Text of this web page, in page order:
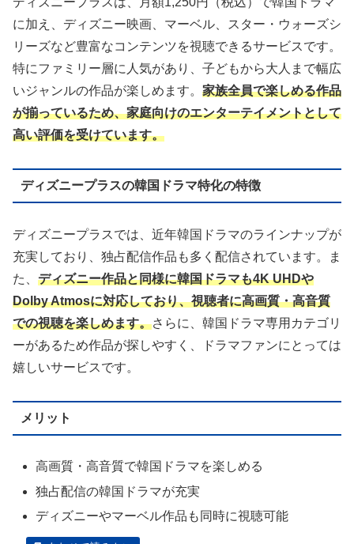
に加え、ディズニー映画、マーベル、スター・ウォーズシ
リーズなど豊富なコンテンツを視聴できるサービスです。
特にファミリー層に人気があり、子どもから大人まで幅広
いジャンルの作品が楽しめます。 家族全員で楽しめる作品
が揃っているため、家庭向けのエンターテイメントとして
高い評価を受けています。
ディズニープラスの韓国ドラマ特化の特徴
ディズニープラスでは、近年韓国ドラマのラインナップが
充実しており、独占配信作品も多く配信されています。ま
た、 ディズニー作品と同様に韓国ドラマも4K UHDや
Dolby Atmosに対応しており、視聴者に高画質・高音質
での視聴を楽しめます。さらに、韓国ドラマ専用カテゴリ
ーがあるため作品が探しやすく、ドラマファンにとっては
嬉しいサービスです。
メリット
高画質・高音質で韓国ドラマを楽しめる
独占配信の韓国ドラマが充実
ディズニーやマーベル作品も同時に視聴可能